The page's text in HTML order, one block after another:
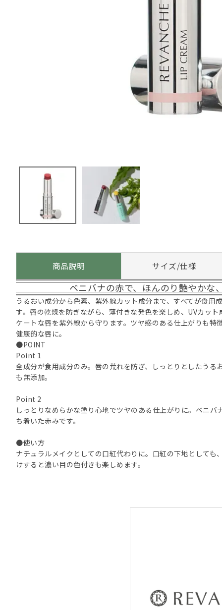
商品説明 サイズ/仕様
ベニバナの赤で、ほんのり艶やかな
うるおい成分から色素、紫外線カット成分まで、すべてが食用
す。唇の乾燥を防ぎながら、薄付きな発色を楽しめ、UVカット
ケートな唇を紫外線から守ります。ツヤ感のある仕上がりも特
健康的な唇に。
●POINT
Point 1
全成分が食用成分のみ。唇の荒れを防ぎ、しっとりとしたうる
も無添加。
Point 2
しっとりなめらかな塗り心地でツヤのある仕上がりに。ベニバ
ち着いた赤みです。
●使い方
ナチュラルメイクとしての口紅代わりに。口紅の下地としても
けすると濃い目の色付きも楽しめます。